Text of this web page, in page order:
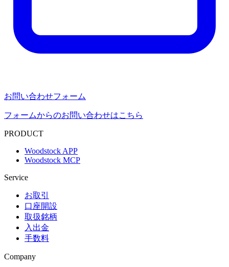
お問い合わせフォーム
フォームからのお問い合わせはこちら
PRODUCT
Woodstock APP
Woodstock MCP
Service
お取引
口座開設
取扱銘柄
入出金
手数料
Company